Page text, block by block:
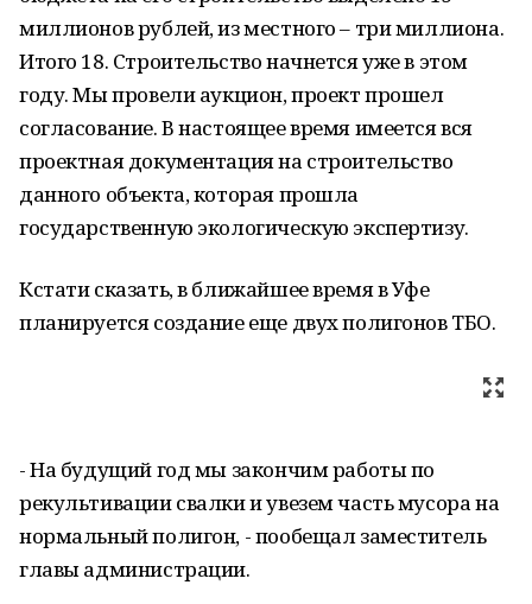
миллионов рублей, из местного – три миллиона.
Итого 18. Строительство начнется уже в этом
году. Мы провели аукцион, проект прошел
согласование. В настоящее время имеется вся
проектная документация на строительство
данного объекта, которая прошла
государственную экологическую экспертизу.
Кстати сказать, в ближайшее время в Уфе
планируется создание еще двух полигонов ТБО.
- На будущий год мы закончим работы по
рекультивации свалки и увезем часть мусора на
нормальный полигон, - пообещал заместитель
главы администрации.